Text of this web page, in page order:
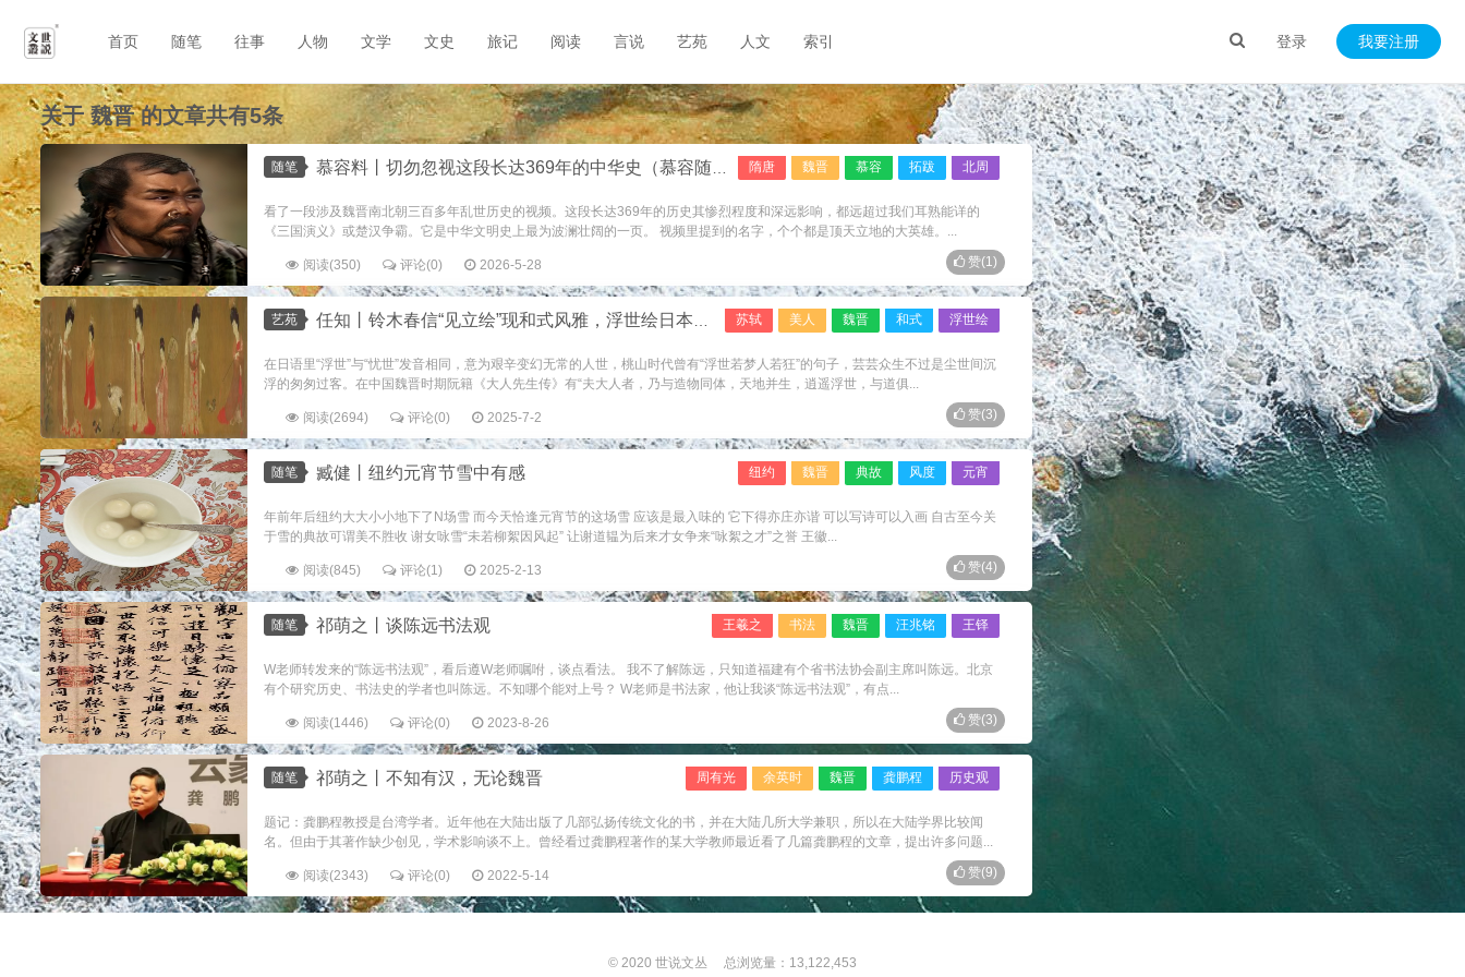
登录 我要注册
首页 随笔 往事 人物 文学 文史 旅记 阅读 言说 艺苑 人文 索引
关于魏晋的文章共有5条
随笔 隋唐 魏晋 慕容 拓跋 北周
慕容料丨切勿忽视这段长达369年的中华史（慕容随笔）
看了一段涉及魏晋南北朝三百多年乱世历史的视频。这段长达369年的历史其惨烈程度和深远影响，都远超过我们耳熟能详的
《三国演义》或楚汉争霸。它是中华文明史上最为波澜壮阔的一页。 视频里提到的名字，个个都是顶天立地的大英雄。...
阅读(350) 评论(0) 2026-5-28 赞(1)
艺苑 苏轼 美人 魏晋 和式 浮世绘
任知丨铃木春信“见立绘”现和式风雅，浮世绘日本美学再发现
在日语里“浮世”与“忧世”发音相同，意为艰辛变幻无常的人世，桃山时代曾有“浮世若梦人若狂”的句子，芸芸众生不过是尘世间沉
浮的匆匆过客。在中国魏晋时期阮籍《大人先生传》有“夫大人者，乃与造物同体，天地并生，逍遥浮世，与道俱...
阅读(2694) 评论(0) 2025-7-2 赞(3)
随笔 纽约 魏晋 典故 风度 元宵
臧健丨纽约元宵节雪中有感
年前年后纽约大大小小地下了N场雪 而今天恰逢元宵节的这场雪 应该是最入味的 它下得亦庄亦谐 可以写诗可以入画 自古至今关
于雪的典故可谓美不胜收 谢女咏雪“未若柳絮因风起” 让谢道韫为后来才女争来“咏絮之才”之誉 王徽...
阅读(845) 评论(1) 2025-2-13 赞(4)
随笔 王羲之 书法 魏晋 汪兆铭 王铎
祁萌之丨谈陈远书法观
W老师转发来的“陈远书法观”，看后遵W老师嘱咐，谈点看法。 我不了解陈远，只知道福建有个省书法协会副主席叫陈远。北京
有个研究历史、书法史的学者也叫陈远。不知哪个能对上号？ W老师是书法家，他让我谈“陈远书法观”，有点...
阅读(1446) 评论(0) 2023-8-26 赞(3)
随笔 周有光 余英时 魏晋 龚鹏程 历史观
祁萌之丨不知有汉，无论魏晋
题记：龚鹏程教授是台湾学者。近年他在大陆出版了几部弘扬传统文化的书，并在大陆几所大学兼职，所以在大陆学界比较闻
名。但由于其著作缺少创见，学术影响谈不上。曾经看过龚鹏程著作的某大学教师最近看了几篇龚鹏程的文章，提出许多问题...
阅读(2343) 评论(0) 2022-5-14 赞(9)
© 2020 世说文丛 总浏览量：13,122,453